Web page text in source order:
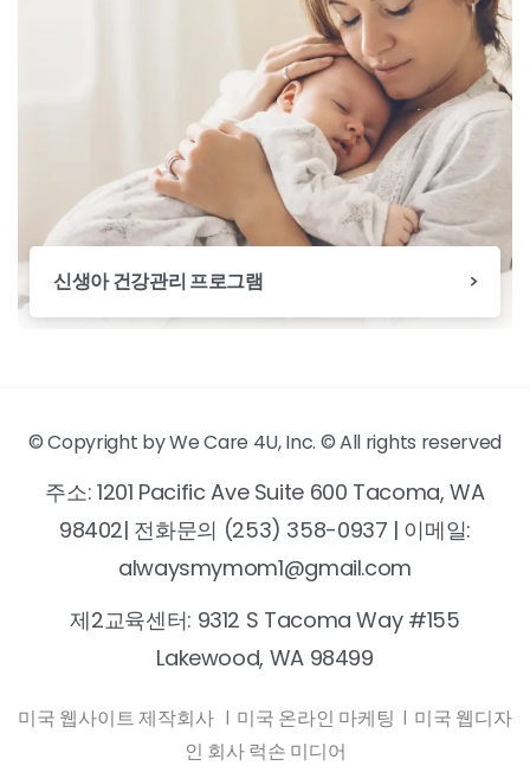
신생아 건강관리 프로그램
© Copyright by We Care 4U, Inc. © All rights reserved
주소: 1201 Pacific Ave Suite 600 Tacoma, WA
98402| 전화문의 (253) 358-0937 | 이메일:
alwaysmymom1@gmail.com
제2교육센터: 9312 S Tacoma Way #155
Lakewood, WA 98499
미국 웹사이트 제작회사 | 미국 온라인 마케팅 | 미국 웹디자
인 회사 럭손 미디어